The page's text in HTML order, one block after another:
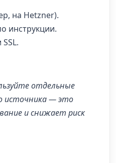
на Hetzner).
инструкции.
отдельные
источника — это
и снижает риск